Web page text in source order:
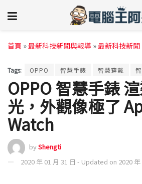
首頁 »最新科技新聞與報導 »最新科技新聞
Tags: OPPO 智慧手錶 智慧穿戴
OPPO 智慧手錶
光，外觀像極了
Watch
byShengti
2020 年 01 月 31 日 - Updated on 2020 年